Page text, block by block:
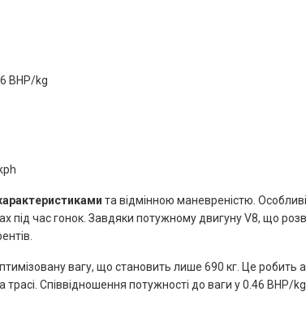
BHP/kg
та відмінною маневреністю.
під час гонок. Завдяки потужному двигуну V8, що
вагу, що становить лише 690 кг. Це робить
трасі. Співвідношення потужності до ваги у 0.46